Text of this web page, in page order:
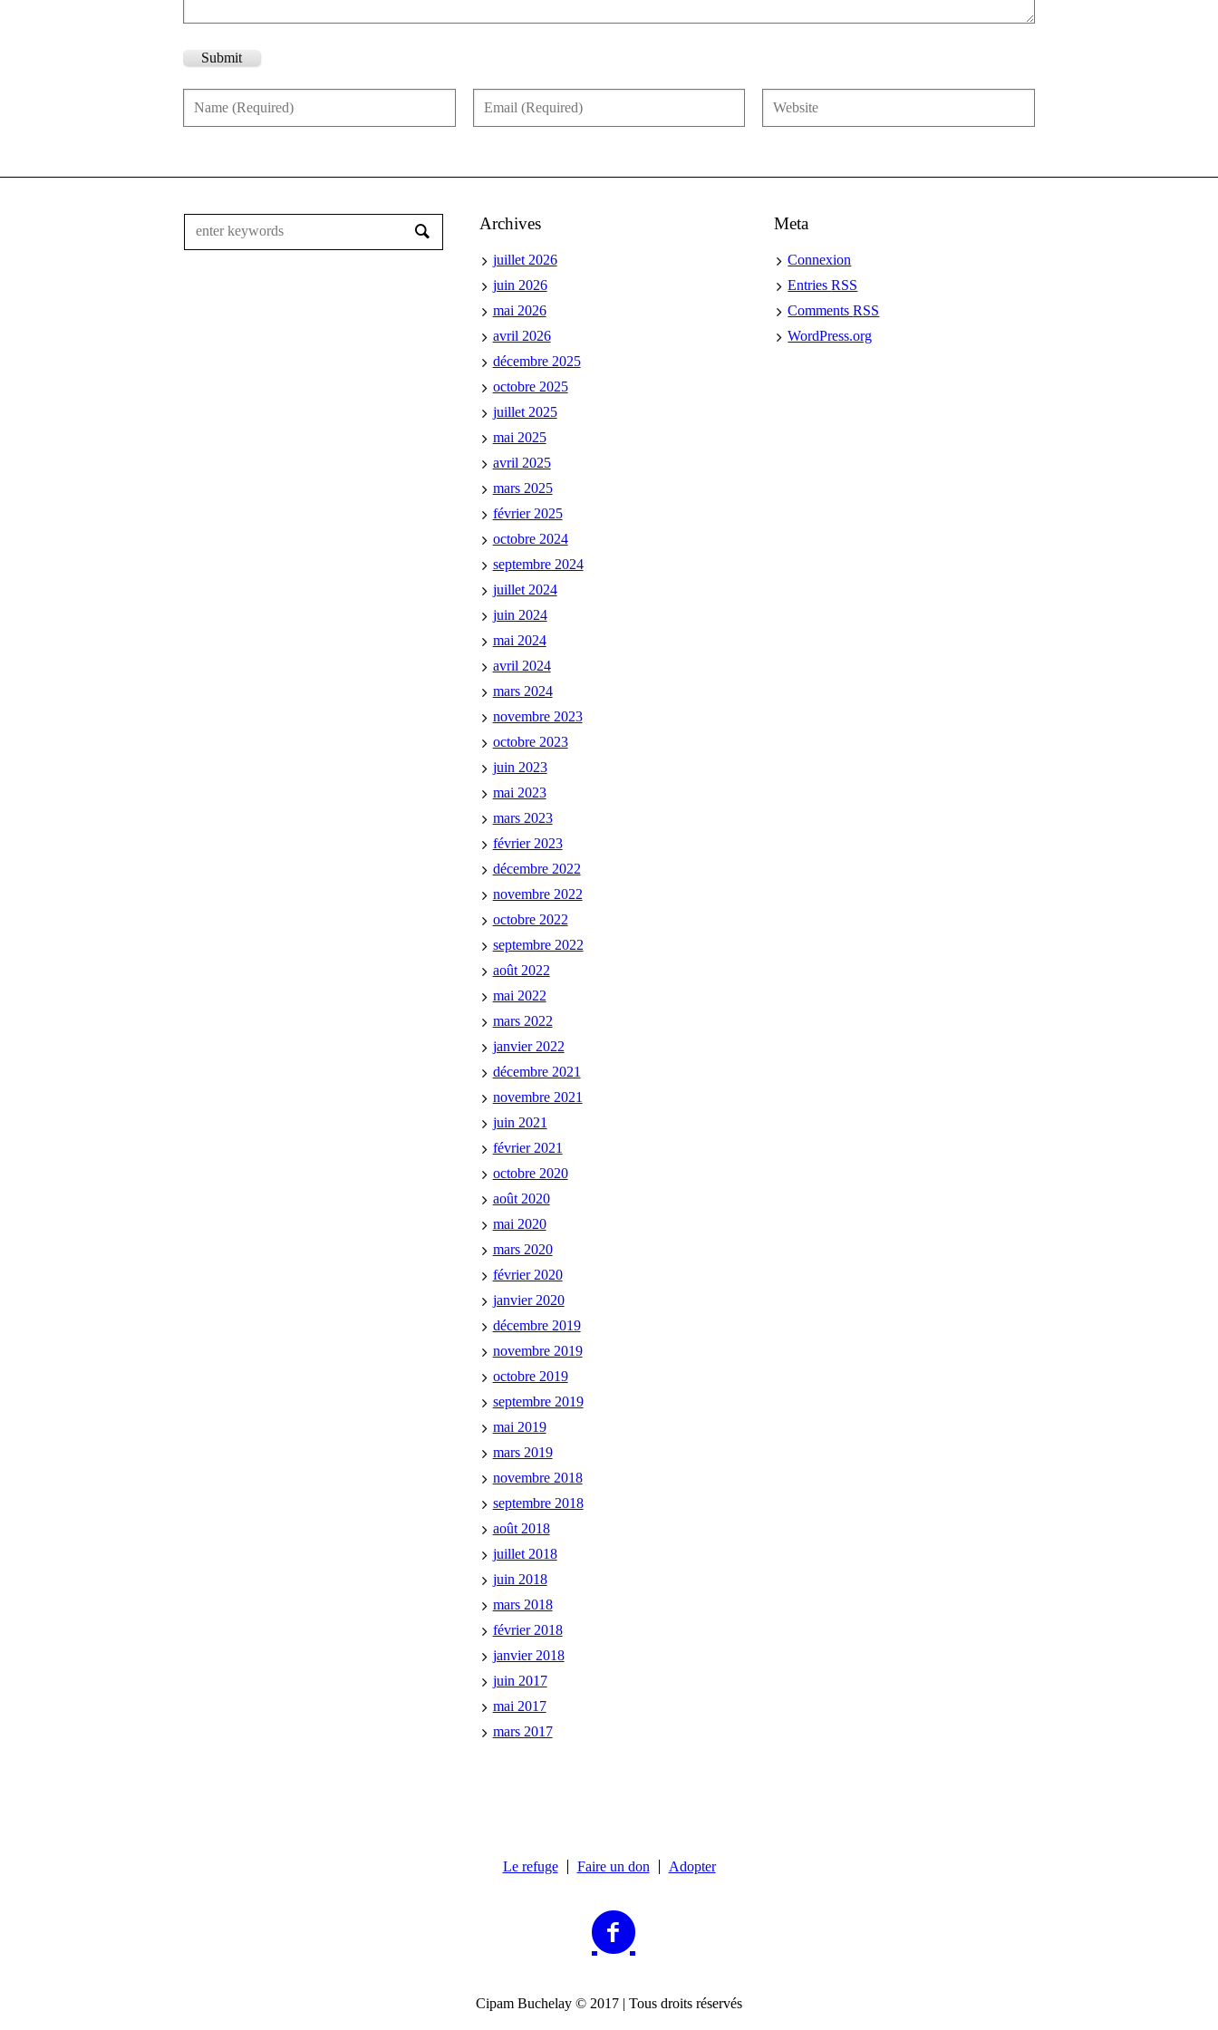
Submit
Archives
juillet 2026
juin 2026
mai 2026
avril 2026
décembre 2025
octobre 2025
juillet 2025
mai 2025
avril 2025
mars 2025
février 2025
octobre 2024
septembre 2024
juillet 2024
juin 2024
mai 2024
avril 2024
mars 2024
novembre 2023
octobre 2023
juin 2023
mai 2023
mars 2023
février 2023
décembre 2022
novembre 2022
octobre 2022
septembre 2022
août 2022
mai 2022
mars 2022
janvier 2022
décembre 2021
novembre 2021
juin 2021
février 2021
octobre 2020
août 2020
mai 2020
mars 2020
février 2020
janvier 2020
décembre 2019
novembre 2019
octobre 2019
septembre 2019
mai 2019
mars 2019
novembre 2018
septembre 2018
août 2018
juillet 2018
juin 2018
mars 2018
février 2018
janvier 2018
juin 2017
mai 2017
mars 2017
Meta
Connexion
EntriesRSS
CommentsRSS
WordPress.org
Le refuge Faire un don Adopter
Cipam Buchelay © 2017 | Tous droits réservés